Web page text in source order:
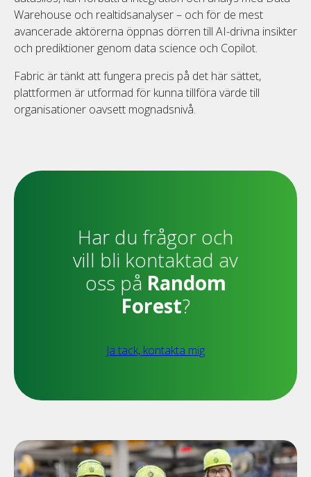
Warehouse och realtidsanalyser – och för de mest
avancerade aktörerna öppnas dörren till AI-drivna insikter
och prediktioner genom data science och Copilot.
Fabric är tänkt att fungera precis på det här sättet,
plattformen är utformad för kunna tillföra värde till
organisationer oavsett mognadsnivå.
Har du frågor och
vill bli kontaktad av
oss på Random
Forest?
Ja tack, kontakta mig